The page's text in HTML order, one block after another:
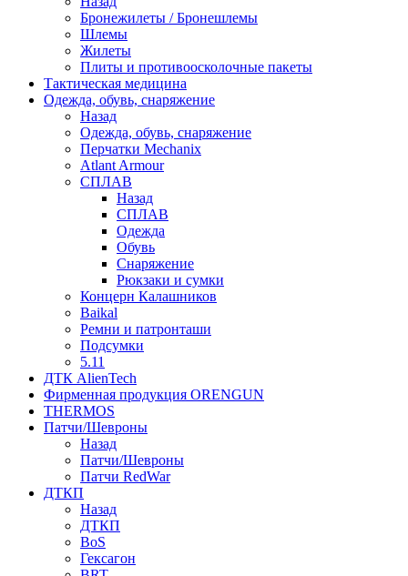
Бронежилеты / Бронешлемы
Шлемы
Жилеты
Плиты и противоосколочные пакеты
Тактическая медицина
Одежда, обувь, снаряжение
Назад
Одежда, обувь, снаряжение
Перчатки Mechanix
Atlant Armour
СПЛАВ
Назад
СПЛАВ
Одежда
Обувь
Снаряжение
Рюкзаки и сумки
Концерн Калашников
Baikal
Ремни и патронташи
Подсумки
5.11
ДТК AlienTech
Фирменная продукция ORENGUN
THERMOS
Патчи/Шевроны
Назад
Патчи/Шевроны
Патчи RedWar
ДТКП
Назад
ДТКП
BoS
Гексагон